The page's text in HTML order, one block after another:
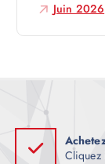
e
Juin 2026